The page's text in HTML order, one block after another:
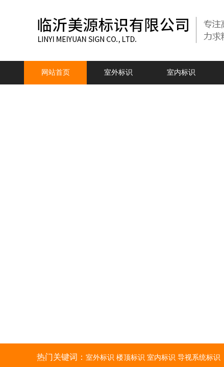
网站首页 室外标识 室内标识
热门关键词： 室外标识 楼顶标识 室内标识 导视系统标识